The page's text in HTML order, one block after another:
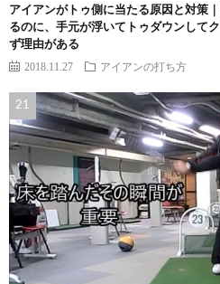
アイアンがトゥ側に当たる原因と対策
るのに、手元が浮いてトゥダウンして
ず理由がある
2018.11.27 アイアンの打ち方